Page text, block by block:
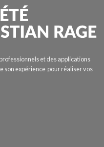
et des applications
son expérience pour réaliser vos